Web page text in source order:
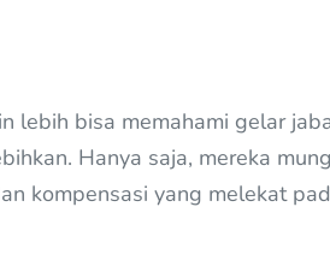
lebih bisa memahami gelar
Hanya saja, mereka
kompensasi yang melekat